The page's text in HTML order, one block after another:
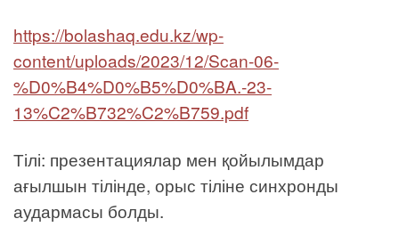
https://bolashaq.edu.kz/wp-
content/uploads/2023/12/Scan-06-
%D0%B4%D0%B5%D0%BA.-23-
13%C2%B732%C2%B759.pdf
Тілі: презентациялар мен қойылымдар
ағылшын тілінде, орыс тіліне синхронды
аудармасы болды.